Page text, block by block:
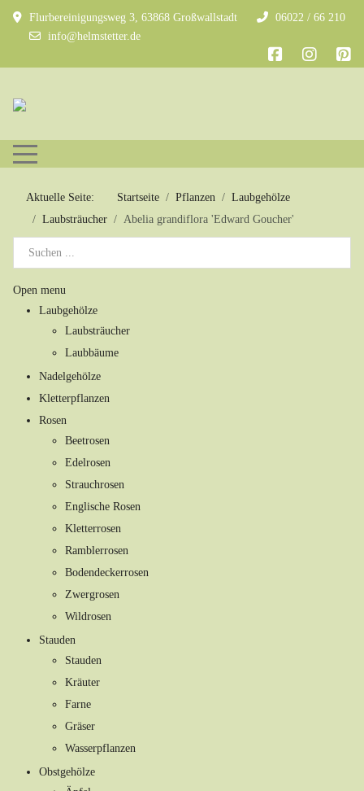
Flurbereinigungsweg 3, 63868 Großwallstadt
06022 / 66 210
info@helmstetter.de
Mobile Menu Toggle
Aktuelle Seite: Startseite Pflanzen
Laubgehölze
Laubsträucher
Abelia grandiflora 'Edward Goucher'
Open menu
Laubgehölze
Laubsträucher
Laubbäume
Nadelgehölze
Kletterpflanzen
Rosen
Beetrosen
Edelrosen
Strauchrosen
Englische Rosen
Kletterrosen
Ramblerrosen
Bodendeckerrosen
Zwergrosen
Wildrosen
Stauden
Stauden
Kräuter
Farne
Gräser
Wasserpflanzen
Obstgehölze